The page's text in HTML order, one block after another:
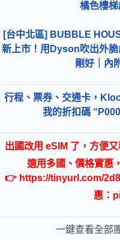
橘色樓梯
[台中北區] BUBBLE
新上市！用Dyson吹出外
剛好｜內
行程、票券、交通卡，
我的折扣碼
出國改用 eSIM 了，方便
適用多國、價格實惠
👉 https://tinyurl.com/
惠：
一鍵查看全部